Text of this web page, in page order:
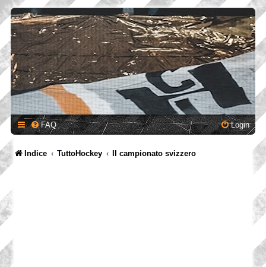
FAQ Login
Indice TuttoHockey Il campionato svizzero